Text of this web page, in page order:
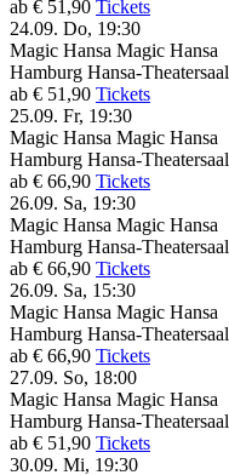
ab € 51,90 Tickets
24.09. Do, 19:30
Magic Hansa Magic Hansa
Hamburg Hansa-Theatersaal
ab € 51,90 Tickets
25.09. Fr, 19:30
Magic Hansa Magic Hansa
Hamburg Hansa-Theatersaal
ab € 66,90 Tickets
26.09. Sa, 19:30
Magic Hansa Magic Hansa
Hamburg Hansa-Theatersaal
ab € 66,90 Tickets
26.09. Sa, 15:30
Magic Hansa Magic Hansa
Hamburg Hansa-Theatersaal
ab € 66,90 Tickets
27.09. So, 18:00
Magic Hansa Magic Hansa
Hamburg Hansa-Theatersaal
ab € 51,90 Tickets
30.09. Mi, 19:30